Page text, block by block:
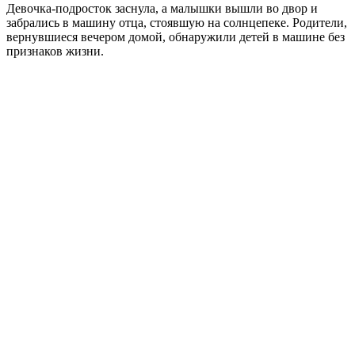
Девочка-подросток заснула, а малышки вышли во двор и
забрались в машину отца, стоявшую на солнцепеке. Родители,
вернувшиеся вечером домой, обнаружили детей в машине без
признаков жизни.